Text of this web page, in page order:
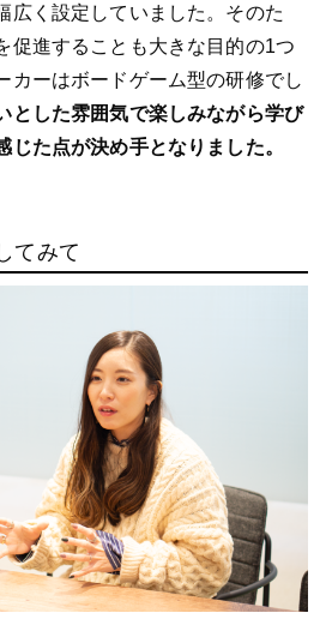
広く設定していました。そのた
促進することも大きな目的の1つ
カーはボードゲーム型の研修でし
とした雰囲気で楽しみながら学び
じた点が決め手となりました。
てみて